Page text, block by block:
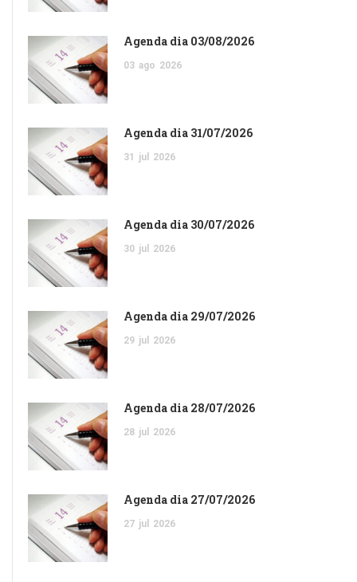
Agenda dia 03/08/2026
03 ago 2026
Agenda dia 31/07/2026
31 jul 2026
Agenda dia 30/07/2026
30 jul 2026
Agenda dia 29/07/2026
29 jul 2026
Agenda dia 28/07/2026
28 jul 2026
Agenda dia 27/07/2026
27 jul 2026